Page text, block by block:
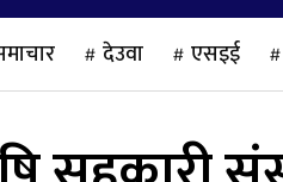
देउवा एसइई